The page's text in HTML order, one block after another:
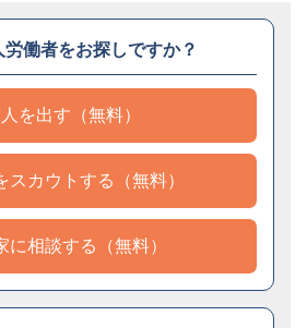
労働者をお探しですか？
を出す（無料）
スカウトする（無料）
に相談する（無料）